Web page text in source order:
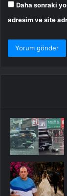
Daha sonraki
adresim ve site